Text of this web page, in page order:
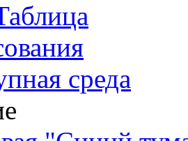
среда